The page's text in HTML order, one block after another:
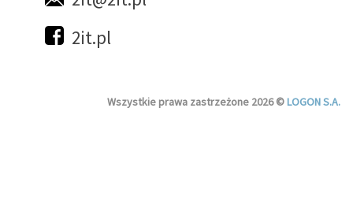
2it.pl
Wszystkie prawa zastrzeżone 2026 ©LOGON S.A.